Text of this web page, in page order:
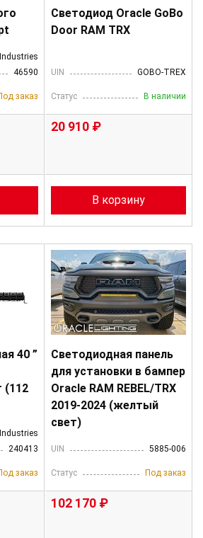
46590
заказ
Светодиод Oracle GoBo
Door RAM TRX
UIN GOBO-TREX
Статус В наличии
20 910 ₽
В корзину
40 ”
(112
240413
заказ
Светодиодная панель
для установки в бампер
Oracle RAM REBEL/TRX
2019-2024 (желтый
свет)
UIN 5885-006
Статус Под заказ
102 170 ₽